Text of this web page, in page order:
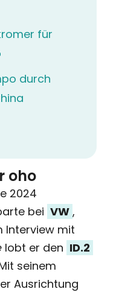
für
durch
oho
2024
bei VW ,
Interview mit
lobt er den ID.2
seinem
Ausrichtung